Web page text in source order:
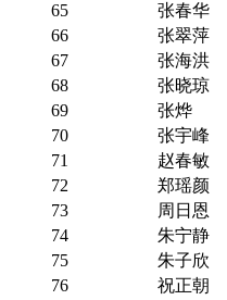
65
张春华
66
张翠萍
67
张海洪
68
张晓琼
69
张烨
70
张宇峰
71
赵春敏
72
郑瑶颜
73
周日恩
74
朱宁静
75
朱子欣
76
祝正朝